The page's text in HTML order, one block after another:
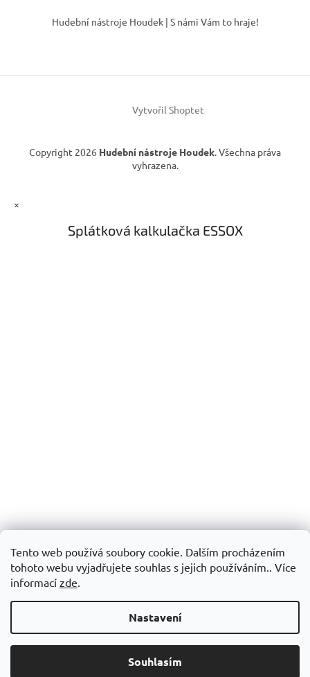
Tento web používá soubory cookie. Dalším procházením
tohoto webu vyjadřujete souhlas s jejich používáním.. Více
informací zde.
Nastavení
Souhlasím
í
Hudební nástroje Houdek | S námi Vám to hraje!
Vytvořil Shoptet
Copyright 2026 Hudební nástroje Houdek. Všechna práva
vyhrazena.
×
Splátková kalkulačka ESSOX